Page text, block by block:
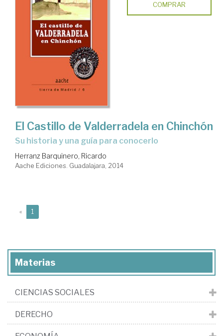
COMPRAR
El Castillo de Valderradela en Chinchón
su historia y una guía para conocerlo
Herranz Barquinero, Ricardo
Aache Ediciones. Guadalajara, 2014
« 1
Materias
CIENCIAS SOCIALES
DERECHO